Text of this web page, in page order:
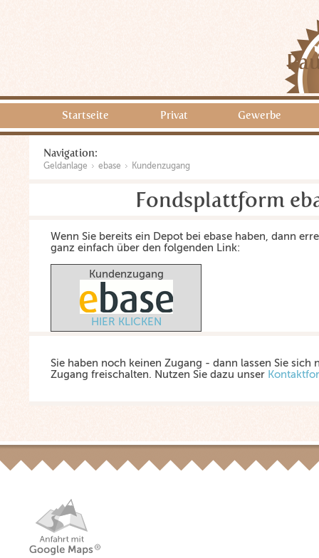
Startseite Privat Gewerbe
Navigation:
Geldanlage ebase Kundenzugang
Fondsplattform
Wenn Sie bereits ein Depot bei ebase haben, dann
ganz einfach über den folgenden Link:
Kundenzugang
HIER KLICKEN
Sie haben noch keinen Zugang - dann lassen Sie sich
Zugang freischalten. Nutzen Sie dazu unser